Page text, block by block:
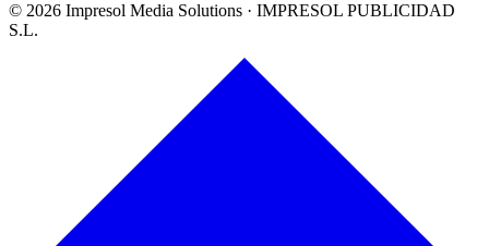
© 2026 Impresol Media Solutions · IMPRESOL PUBLICIDAD
S.L.